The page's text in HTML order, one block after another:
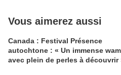
Vous aimerez aussi
Canada : Festival Présence
autochtone : « Un immense
avec plein de perles à découvrir